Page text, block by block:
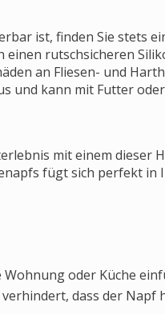
ist, finden Sie stets
rutschsicheren
an Fliesen- und
und kann mit Futter
mit einem dieser
fügt sich perfekt in
Wohnung oder Küche
dass der Napf